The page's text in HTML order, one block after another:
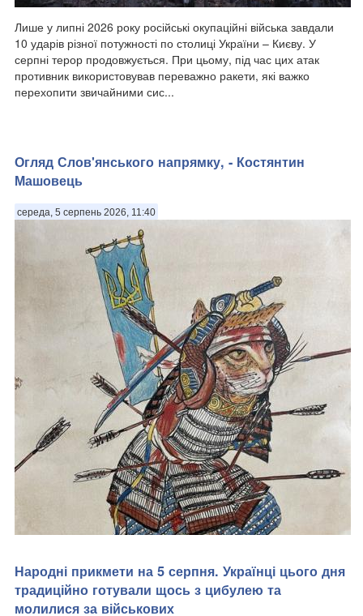
Лише у липні 2026 року російські окупаційні війська завдали
10 ударів різної потужності по столиці України – Києву. У
серпні терор продовжується. При цьому, під час цих атак
противник використовував переважно ракети, які важко
перехопити звичайними сис...
​Огляд Слов'янського напрямку, - Костянтин
Машовець
середа, 5 серпень 2026, 11:40
Народні прикмети на 5 серпня. Українці цього дня
традиційно готували щось з цибулею та
молилися за військових